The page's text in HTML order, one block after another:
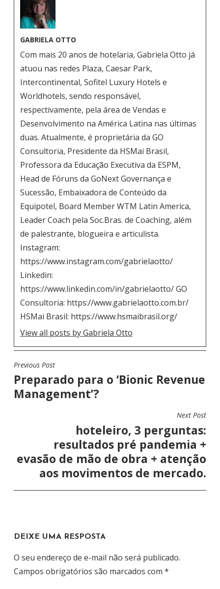
GABRIELA OTTO
Com mais 20 anos de hotelaria, Gabriela Otto já
atuou nas redes Plaza, Caesar Park,
Intercontinental, Sofitel Luxury Hotels e
Worldhotels, sendo responsável,
respectivamente, pela área de Vendas e
Desenvolvimento na América Latina nas últimas
duas. Atualmente, é proprietária da GO
Consultoria, Presidente da HSMai Brasil,
Professora da Educação Executiva da ESPM,
Head de Fóruns da GoNext Governança e
Sucessão, Embaixadora de Conteúdo da
Equipotel, Board Member WTM Latin America,
Leader Coach pela Soc.Bras. de Coaching, além
de palestrante, blogueira e articulista.
Instagram:
https://www.instagram.com/gabrielaotto/
Linkedin:
https://www.linkedin.com/in/gabrielaotto/ GO
Consultoria: https://www.gabrielaotto.com.br/
HSMai Brasil: https://www.hsmaibrasil.org/
View all posts by Gabriela Otto
N
A
V
O
S
T
Previous Post
Preparado para o ‘Bionic Revenue
Management’?
Next Post
hoteleiro, 3 perguntas:
resultados pré pandemia +
evasão de mão de obra + atenção
aos movimentos de mercado.
DEIXE UMA RESPOSTA
O seu endereço de e-mail não será publicado.
Campos obrigatórios são marcados com *